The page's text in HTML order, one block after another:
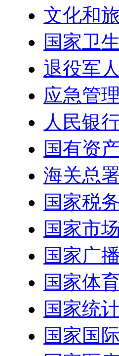
文化和
国家卫
退役军
应急管
人民银
国有资
海关总
国家税
国家市
国家广
国家体
国家统
国家国